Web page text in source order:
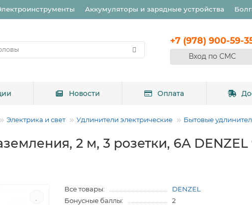
Аккумуляторы и зарядные устройства
+7 (978) 900-59-
Вход по СМС
Новости Оплата
Электрика и свет Удлинители электрические Бытовые
2 м, 3 розетки, 6A DENZEL
Все товары:
DENZEL
Бонусные баллы:
2